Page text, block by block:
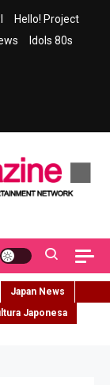
Hello! Project
Idols 80s
Japan News
Japonesa